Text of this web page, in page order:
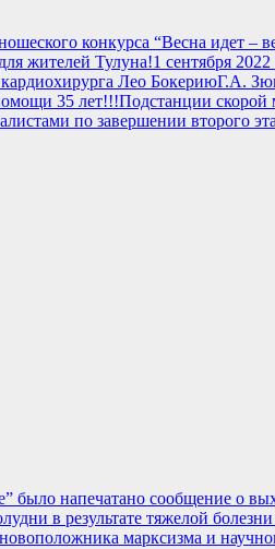
конкурса “Весна идет –
1 сентября
Г.А.
Подстанции
было напечатано сообщение о
в результате тяжелой
марксизма и